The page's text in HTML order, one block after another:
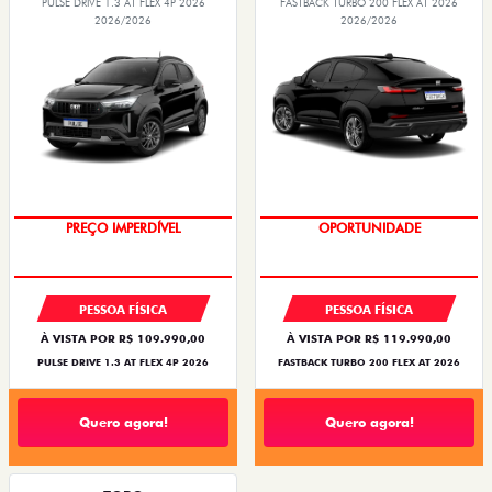
PULSE DRIVE 1.3 AT FLEX 4P 2026
2026/2026
PREÇO IMPERDÍVEL
PESSOA FÍSICA
À VISTA POR R$ 109.990,00
PULSE DRIVE 1.3 AT FLEX 4P 2026
Quero agora!
FASTBACK TURBO 200 FLEX AT 2026
2026/2026
OPORTUNIDADE
PESSOA FÍSICA
À VISTA POR R$ 119.990,00
FASTBACK TURBO 200 FLEX AT 2026
Quero agora!